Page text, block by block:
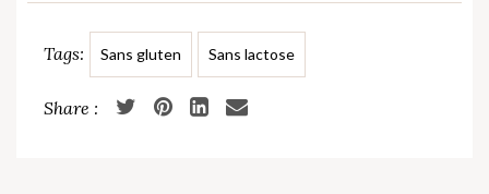
Tags: Sans gluten Sans lactose